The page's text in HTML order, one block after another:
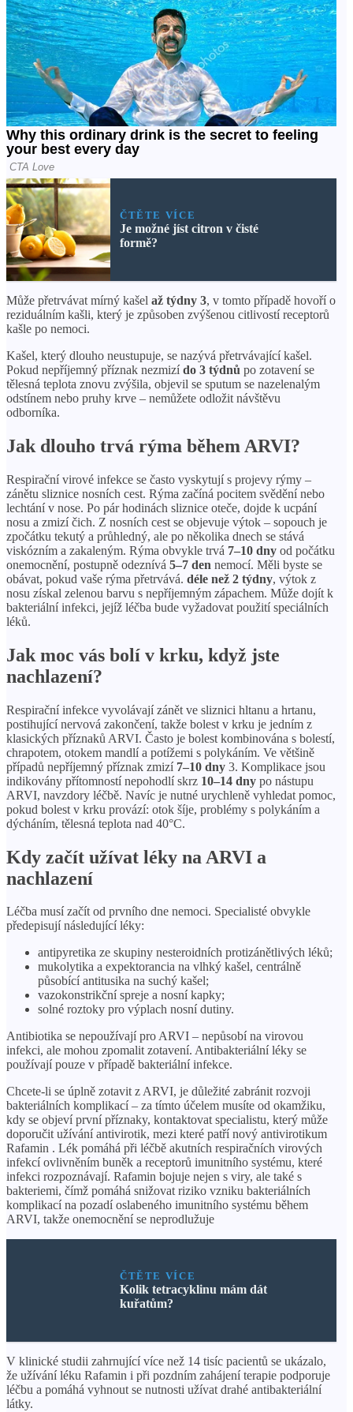
ČTĚTE VÍCE
Je možné jíst citron v čisté
formě?
Může přetrvávat mírný kašel až týdny 3, v tomto případě hovoří o
reziduálním kašli, který je způsoben zvýšenou citlivostí receptorů
kašle po nemoci.
Kašel, který dlouho neustupuje, se nazývá přetrvávající kašel.
Pokud nepříjemný příznak nezmizído 3 týdnů po zotavení se
tělesná teplota znovu zvýšila, objevil se sputum se nazelenalým
odstínem nebo pruhy krve – nemůžete odložit návštěvu
odborníka.
Jak dlouho trvá rýma během ARVI?
Respirační virové infekce se často vyskytují s projevy rýmy –
zánětu sliznice nosních cest. Rýma začíná pocitem svědění nebo
lechtání v nose. Po pár hodinách sliznice oteče, dojde k ucpání
nosu a zmizí čich. Z nosních cest se objevuje výtok – sopouch je
zpočátku tekutý a průhledný, ale po několika dnech se stává
viskózním a zakaleným. Rýma obvykle trvá 7–10 dny od počátku
onemocnění, postupně odeznívá 5–7 den nemocí. Měli byste se
obávat, pokud vaše rýma přetrvává. déle než 2 týdny, výtok z
nosu získal zelenou barvu s nepříjemným zápachem. Může dojít k
bakteriální infekci, jejíž léčba bude vyžadovat použití speciálních
léků.
Jak moc vás bolí v krku, když jste
nachlazení?
Respirační infekce vyvolávají zánět ve sliznici hltanu a hrtanu,
postihující nervová zakončení, takže bolest v krku je jedním z
klasických příznaků ARVI. Často je bolest kombinována s bolestí,
chrapotem, otokem mandlí a potížemi s polykáním. Ve většině
případů nepříjemný příznak zmizí 7–10 dny 3. Komplikace jsou
indikovány přítomností nepohodlí skrz 10–14 dny po nástupu
ARVI, navzdory léčbě. Navíc je nutné urychleně vyhledat pomoc,
pokud bolest v krku provází: otok šíje, problémy s polykáním a
dýcháním, tělesná teplota nad 40°C.
Kdy začít užívat léky na ARVI a
nachlazení
Léčba musí začít od prvního dne nemoci. Specialisté obvykle
předepisují následující léky:
antipyretika ze skupiny nesteroidních protizánětlivých léků;
mukolytika a expektorancia na vlhký kašel, centrálně
působící antitusika na suchý kašel;
vazokonstrikční spreje a nosní kapky;
solné roztoky pro výplach nosní dutiny.
Antibiotika se nepoužívají pro ARVI – nepůsobí na virovou
infekci, ale mohou zpomalit zotavení. Antibakteriální léky se
používají pouze v případě bakteriální infekce.
Chcete-li se úplně zotavit z ARVI, je důležité zabránit rozvoji
bakteriálních komplikací – za tímto účelem musíte od okamžiku,
kdy se objeví první příznaky, kontaktovat specialistu, který může
doporučit užívání antivirotik, mezi které patří nový antivirotikum
Rafamin . Lék pomáhá při léčbě akutních respiračních virových
infekcí ovlivněním buněk a receptorů imunitního systému, které
infekci rozpoznávají. Rafamin bojuje nejen s viry, ale také s
bakteriemi, čímž pomáhá snižovat riziko vzniku bakteriálních
komplikací na pozadí oslabeného imunitního systému během
ARVI, takže onemocnění se neprodlužuje
ČTĚTE VÍCE
Kolik tetracyklinu mám dát
kuřatům?
V klinické studii zahrnující více než 14 tisíc pacientů se ukázalo,
že užívání léku Rafamin i při pozdním zahájení terapie podporuje
léčbu a pomáhá vyhnout se nutnosti užívat drahé antibakteriální
látky.